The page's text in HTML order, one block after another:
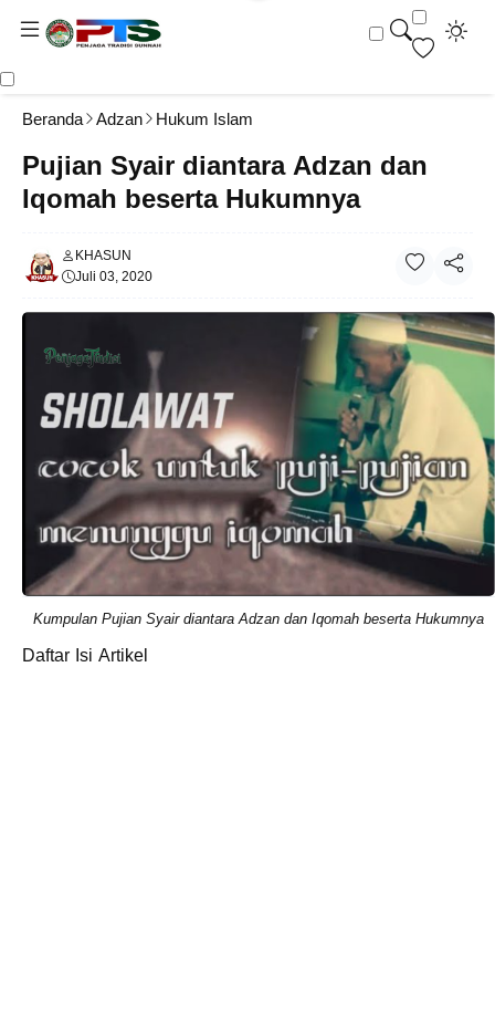
Beranda Adzan Hukum Islam
Pujian Syair diantara Adzan dan
Iqomah beserta Hukumnya
KHASUN
Juli 03, 2020
Kumpulan Pujian Syair diantara Adzan dan Iqomah beserta Hukumnya
Daftar Isi Artikel